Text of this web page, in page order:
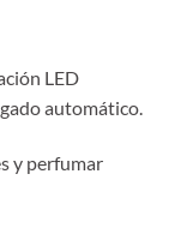
LED
automático.
y perfumar